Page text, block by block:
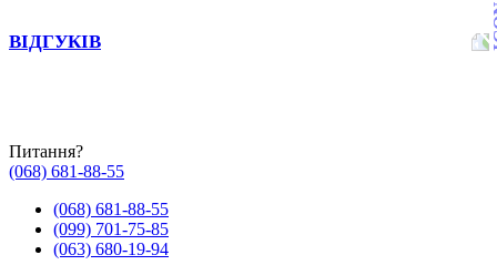
ВІДГУКІВ
Питання?
(068) 681-88-55
(068) 681-88-55
(099) 701-75-85
(063) 680-19-94